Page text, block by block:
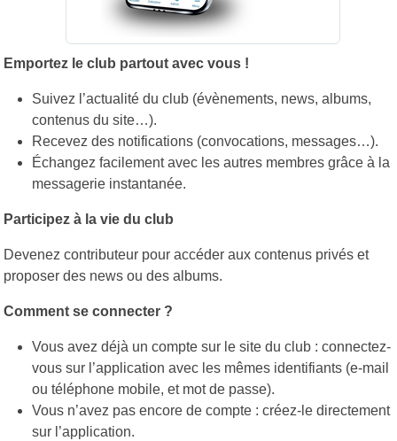
Emportez le club partout avec vous !
Suivez l’actualité du club (évènements, news, albums,
contenus du site…).
Recevez des notifications (convocations, messages…).
Échangez facilement avec les autres membres grâce à la
messagerie instantanée.
Participez à la vie du club
Devenez contributeur pour accéder aux contenus privés et
proposer des news ou des albums.
Comment se connecter ?
Vous avez déjà un compte sur le site du club : connectez-
vous sur l’application avec les mêmes identifiants (e-mail
ou téléphone mobile, et mot de passe).
Vous n’avez pas encore de compte : créez-le directement
sur l’application.